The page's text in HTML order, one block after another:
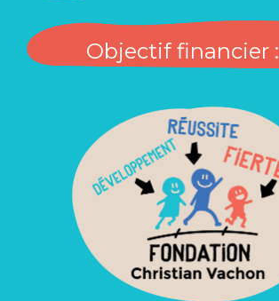
Objectif financier :